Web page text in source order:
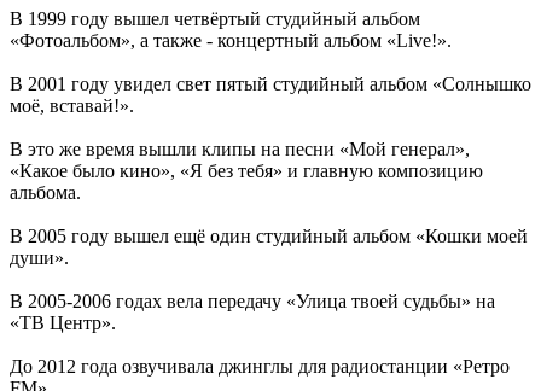
В 1999 году вышел четвёртый студийный альбом
«Фотоальбом», а также - концертный альбом «Live!».
В 2001 году увидел свет пятый студийный альбом «Солнышко
моё, вставай!».
В это же время вышли клипы на песни «Мой генерал»,
«Какое было кино», «Я без тебя» и главную композицию
альбома.
В 2005 году вышел ещё один студийный альбом «Кошки моей
души».
В 2005-2006 годах вела передачу «Улица твоей судьбы» на
«ТВ Центр».
До 2012 года озвучивала джинглы для радиостанции «Ретро